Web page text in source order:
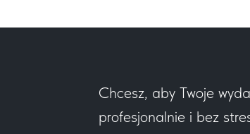
Chcesz, aby Twoje
profesjonalnie i bez